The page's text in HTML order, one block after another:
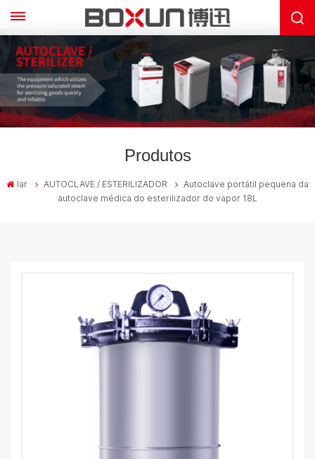
Produtos
lar AUTOCLAVE / ESTERILIZADOR
Autoclave portátil pequena da
autoclave médica do esterilizador do vapor 18L